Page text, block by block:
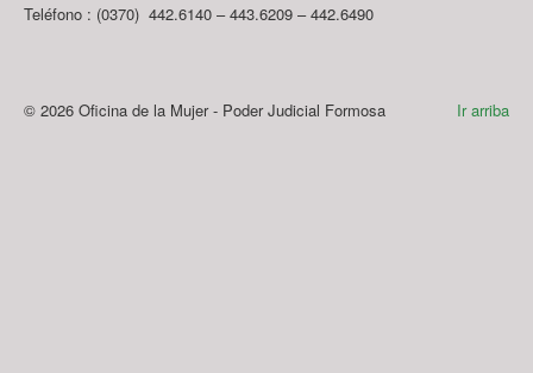
Teléfono : (0370) 442.6140 – 443.6209 – 442.6490
Ir arriba
© 2026 Oficina de la Mujer - Poder Judicial Formosa